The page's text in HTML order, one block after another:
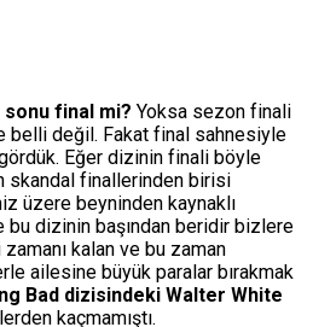
final mi? Yoksa sezon finali
belli değil. Fakat final sahnesiyle
Eğer dizinin finali böyle
skandal finallerinden birisi
üzere beyninden kaynaklı
bu dizinin başından beridir bizlere
zamanı kalan ve bu zaman
ailesine büyük paralar bırakmak
Bad dizisindeki Walter White
kaçmamıştı.